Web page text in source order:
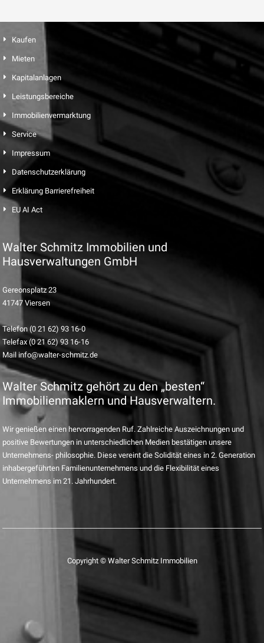
Kaufen
Mieten
Kapitalanlagen
Leistungsbereiche
Immobilienvermarktung
Service
Impressum
Datenschutzerklärung
Erklärung Barrierefreiheit
EU AI Act
Walter Schmitz Immobilien und
Hausverwaltungen GmbH
Gereonsplatz 23
41747 Viersen
Telefon (0 21 62) 93 16-0
Telefax (0 21 62) 93 16-16
Mail info@walter-schmitz.de
Walter Schmitz gehört zu den „besten“
Immobilienmaklern und Hausverwaltern.
Wir genießen einen hervorragenden Ruf. Zahlreiche Auszeichnungen und
positive Bewertungen in unterschiedlichen Medien bestätigen unsere
Unternehmens- philosophie. Diese vereint die Solidität eines in 2. Generation
inhabergeführten Familienunternehmens und die Flexibilität eines
Unternehmens im 21. Jahrhundert.
Copyright © Walter Schmitz Immobilien